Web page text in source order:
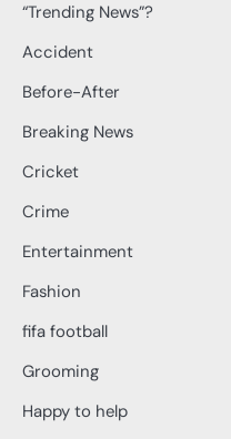
“Trending News”?
Accident
Before-After
Breaking News
Cricket
Crime
Entertainment
Fashion
fifa football
Grooming
Happy to help